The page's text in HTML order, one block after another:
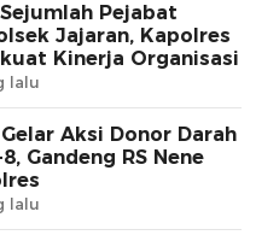
Pejabat
Jajaran, Kapolres
Kinerja Organisasi
lalu
Aksi Donor Darah
Gandeng RS Nene
lalu